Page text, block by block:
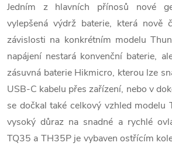
Jedním z hlavních přínosů nové
vylepšená výdrž baterie, která
závislosti na konkrétním modelu
napájení nestará konvenční baterie,
zásuvná baterie Hikmicro, kterou lze
USB-C kabelu přes zařízení, nebo v
se dočkal také celkový vzhled modelu
vysoký důraz na snadné a rychlé
TQ35 a TH35P je vybaven ostřícím